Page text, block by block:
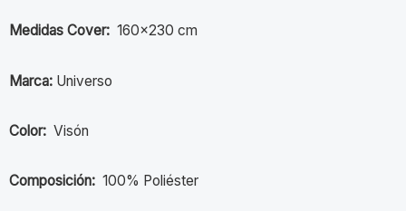
Medidas Cover: 160×230 cm
Marca: Universo
Color: Visón
Composición: 100% Poliéster